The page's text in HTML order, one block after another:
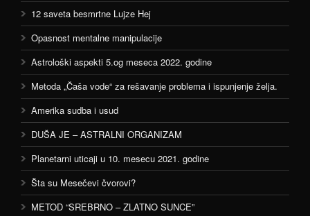
12 saveta besmrtne Lujze Hej
Opasnost mentalne manipulacije
Astrološki aspekti 5.og meseca 2022. godine
Metoda „Čaša vode“ za rešavanje problema i ispunjenje želja.
Amerika sudba i usud
DUŠA JE – ASTRALNI ORGANIZAM
Planetarni uticaji u 10. mesecu 2021. godine
Šta su Mesečevi čvorovi?
METOD “SREBRNO – ZLATNO SUNCE”